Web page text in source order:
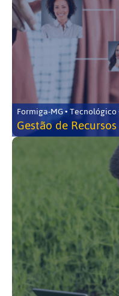
Formiga-MG • Tecnológico
Gestão de